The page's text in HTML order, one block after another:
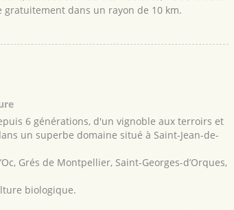
dans un rayon de 10 km.
6 générations, d'un vignoble aux terroirs et
un superbe domaine situé à Saint-Jean-de-
Grés de Montpellier, Saint-Georges-d’Orques,
biologique.